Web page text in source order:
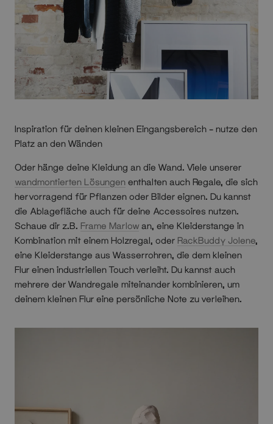
Inspiration für deinen kleinen Eingangsbereich – nutze den
Platz an den Wänden
Oder hänge deine Kleidung an die Wand. Viele unserer
wandmontierten Lösungen enthalten auch Regale, die sich
hervorragend für Pflanzen oder Bilder eignen. Du kannst
die Ablagefläche auch für deine Accessoires nutzen.
Schaue dir z.B. Frame Marlow an, eine Kleiderstange in
Kombination mit einem Holzregal, oder RackBuddy Jolene
eine Kleiderstange aus Wasserrohren, die dem kleinen
Flur einen industriellen Touch verleiht. Du kannst auch
mehrere der Wandregale miteinander kombinieren, um
deinem kleinen Flur eine persönliche Note zu verleihen.